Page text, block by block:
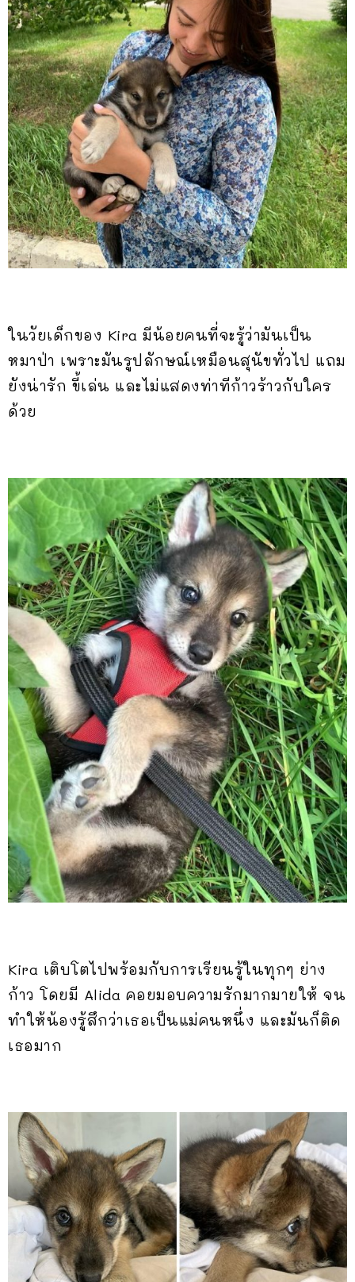
ในวัยเด็กของ Kira มีน้อยคนที่จะรู้ว่ามันเป็น
หมาป่า เพราะมันรูปลักษณ์เหมือนสุนัขทั่วไป แถม
ยังน่ารัก ขี้เล่น และไม่แสดงท่าทีก้าวร้าวกับใคร
ด้วย
Kira เติบโตไปพร้อมกับการเรียนรู้ในทุกๆ ย่าง
ก้าว โดยมี Alida คอยมอบความรักมากมายให้ จน
ทำให้น้องรู้สึกว่าเธอเป็นแม่คนหนึ่ง และมันก็ติด
เธอมาก